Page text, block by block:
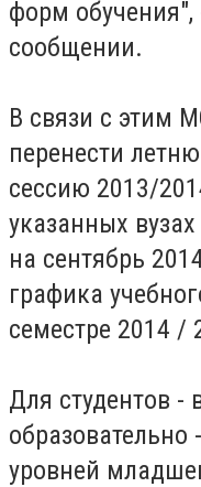
форм обучения",
сообщении.
В связи с этим
перенести
сессию 2013/
указанных
на сентябрь
графика
семестре 2014 /
Для студентов -
уровней